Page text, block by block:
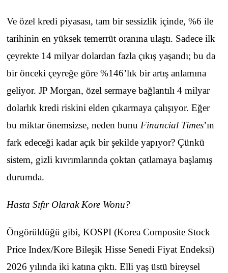
Ve özel kredi piyasası, tam bir sessizlik içinde, %6 ile
tarihinin en yüksek temerrüt oranına ulaştı. Sadece ilk
çeyrekte 14 milyar dolardan fazla çıkış yaşandı; bu da
bir önceki çeyreğe göre %146’lık bir artış anlamına
geliyor. JP Morgan, özel sermaye bağlantılı 4 milyar
dolarlık kredi riskini elden çıkarmaya çalışıyor. Eğer
bu miktar önemsizse, neden bunu Financial Times’ın
fark edeceği kadar açık bir şekilde yapıyor? Çünkü
sistem, gizli kıvrımlarında çoktan çatlamaya başlamış
durumda.
Hasta Sıfır Olarak Kore Wonu?
Öngörüldüğü gibi, KOSPI (Korea Composite Stock
Price Index/Kore Bileşik Hisse Senedi Fiyat Endeksi)
2026 yılında iki katına çıktı. Elli yaş üstü bireysel